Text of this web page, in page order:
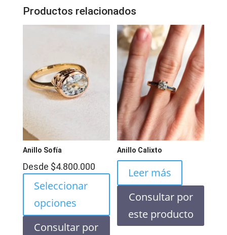
Productos relacionados
Anillo Sofía
Desde $4.800.000
Seleccionar
opciones
Consultar por
Anillo Calixto
Leer más
Consultar por
este producto